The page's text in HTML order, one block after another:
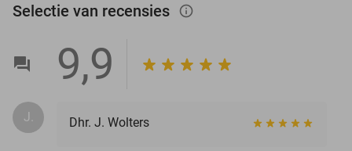
Selectie van recensies info_outlined
9,9
J. Dhr. J. Wolters